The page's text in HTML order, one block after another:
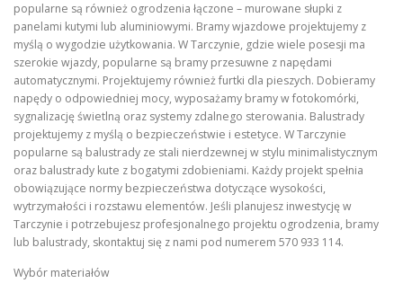
popularne są również ogrodzenia łączone – murowane słupki z
panelami kutymi lub aluminiowymi. Bramy wjazdowe projektujemy z
myślą o wygodzie użytkowania. W Tarczynie, gdzie wiele posesji ma
szerokie wjazdy, popularne są bramy przesuwne z napędami
automatycznymi. Projektujemy również furtki dla pieszych. Dobieramy
napędy o odpowiedniej mocy, wyposażamy bramy w fotokomórki,
sygnalizację świetlną oraz systemy zdalnego sterowania. Balustrady
projektujemy z myślą o bezpieczeństwie i estetyce. W Tarczynie
popularne są balustrady ze stali nierdzewnej w stylu minimalistycznym
oraz balustrady kute z bogatymi zdobieniami. Każdy projekt spełnia
obowiązujące normy bezpieczeństwa dotyczące wysokości,
wytrzymałości i rozstawu elementów. Jeśli planujesz inwestycję w
Tarczynie i potrzebujesz profesjonalnego projektu ogrodzenia, bramy
lub balustrady, skontaktuj się z nami pod numerem 570 933 114.
Wybór materiałów